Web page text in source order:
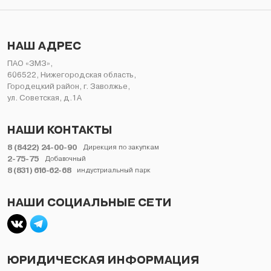
НАШ АДРЕС
ПАО «ЗМЗ»,
606522, Нижегородская область,
Городецкий район, г. Заволжье,
ул. Советская, д.1А
НАШИ КОНТАКТЫ
8 (8422) 24-00-90 Дирекция по закупкам
2-75-75 Добавочный
8 (831) 616-62-68 индустриальный парк
НАШИ СОЦИАЛЬНЫЕ СЕТИ
ЮРИДИЧЕСКАЯ ИНФОРМАЦИЯ